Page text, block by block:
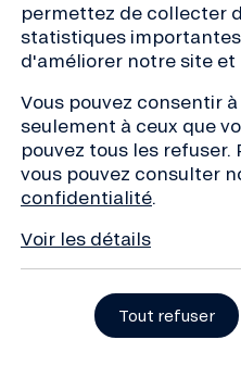
de la transition,
de la finance... Inscrivez-
!
permettez de collecter des
statistiques
d'améliorer notre site
Vous pouvez consentir
seulement à ceux que vous sélectionnez, ou
pouvez tous les
vous pouvez consulter
confidentialité.
Voir les détails
Tout refuser